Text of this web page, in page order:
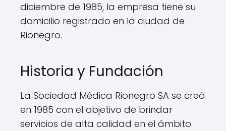
diciembre de 1985, la empresa tiene su
domicilio registrado en la ciudad de
Rionegro.
Historia y Fundación
La Sociedad Médica Rionegro SA se creó
en 1985 con el objetivo de brindar
servicios de alta calidad en el ámbito